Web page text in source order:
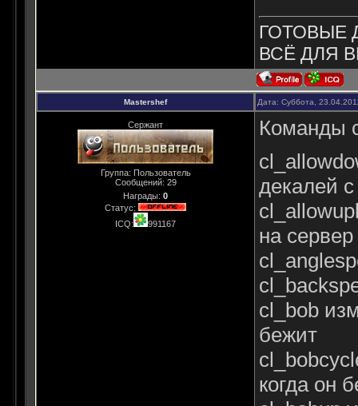
ГОТОВЫЕ
ВСЁ ДЛЯ
Mastershef Дата: Суббота,
Сержант
Группа: Пользователь
Сообщений: 29
Награды: 0
Статус:
ICQ:
991167
Команды
декалей
на сервер
cl_bob
бежит
когда он